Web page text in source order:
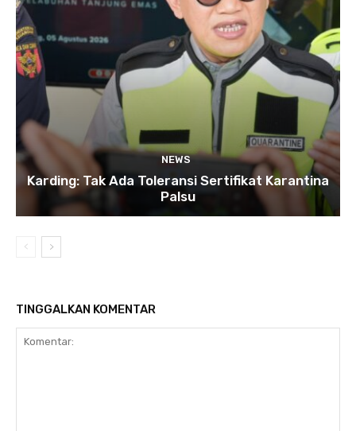
NEWS
Karding: Tak Ada Toleransi Sertifikat Karantina
Palsu
TINGGALKAN KOMENTAR